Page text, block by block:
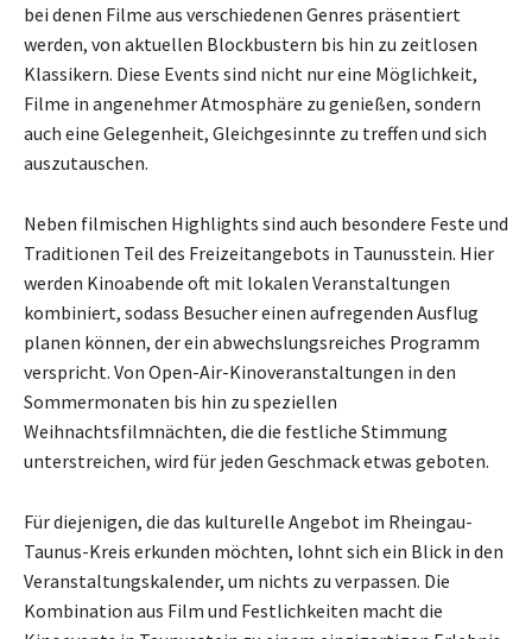
bei denen Filme aus verschiedenen Genres präsentiert
werden, von aktuellen Blockbustern bis hin zu zeitlosen
Klassikern. Diese Events sind nicht nur eine Möglichkeit,
Filme in angenehmer Atmosphäre zu genießen, sondern
auch eine Gelegenheit, Gleichgesinnte zu treffen und sich
auszutauschen.
Neben filmischen Highlights sind auch besondere Feste und
Traditionen Teil des Freizeitangebots in Taunusstein. Hier
werden Kinoabende oft mit lokalen Veranstaltungen
kombiniert, sodass Besucher einen aufregenden Ausflug
planen können, der ein abwechslungsreiches Programm
verspricht. Von Open-Air-Kinoveranstaltungen in den
Sommermonaten bis hin zu speziellen
Weihnachtsfilmnächten, die die festliche Stimmung
unterstreichen, wird für jeden Geschmack etwas geboten.
Für diejenigen, die das kulturelle Angebot im Rheingau-
Taunus-Kreis erkunden möchten, lohnt sich ein Blick in den
Veranstaltungskalender, um nichts zu verpassen. Die
Kombination aus Film und Festlichkeiten macht die